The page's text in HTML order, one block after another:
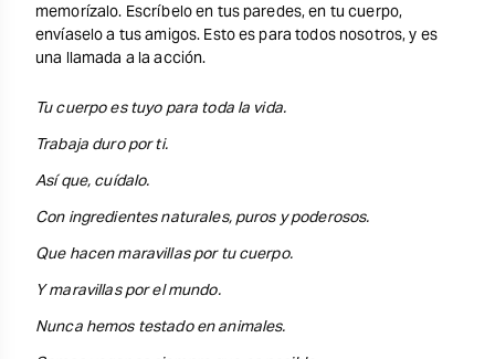
memorízalo. Escríbelo en tus paredes, en tu cuerpo,
envíaselo a tus amigos. Esto es para todos nosotros, y es
una llamada a la acción.
Tu cuerpo es tuyo para toda la vida.
Trabaja duro por ti.
Así que, cuídalo.
Con ingredientes naturales, puros y poderosos.
Que hacen maravillas por tu cuerpo.
Y maravillas por el mundo.
Nunca hemos testado en animales.